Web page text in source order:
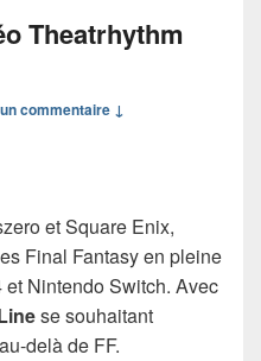
Theatrhythm
commentaire ↓
et Square Enix,
Final Fantasy en pleine
Nintendo Switch. Avec
se souhaitant
delà de FF.